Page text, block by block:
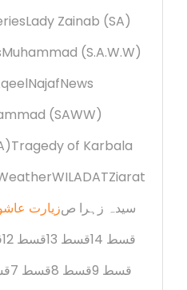
Lady Zainab (SA)
Muhammad (S.A.W.W)
NajafNews
(SAWW)
Tragedy of Karbala
WILADATZiarat
زیارتسیدہ زہرا ص
قسط 12 قسط 13
قسط 14
قسط 7 قسط 8
قسط 9